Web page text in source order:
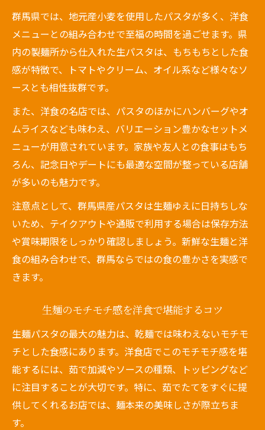
群馬県では、地元産小麦を使用したパスタが多く、洋食
メニューとの組み合わせで至福の時間を過ごせます。県
内の製麺所から仕入れた生パスタは、もちもちとした食
感が特徴で、トマトやクリーム、オイル系など様々なソ
ースとも相性抜群です。
また、洋食の名店では、パスタのほかにハンバーグやオ
ムライスなども味わえ、バリエーション豊かなセットメ
ニューが用意されています。家族や友人との食事はもち
ろん、記念日やデートにも最適な空間が整っている店舗
が多いのも魅力です。
注意点として、群馬県産パスタは生麺ゆえに日持ちしな
いため、テイクアウトや通販で利用する場合は保存方法
や賞味期限をしっかり確認しましょう。新鮮な生麺と洋
食の組み合わせで、群馬ならではの食の豊かさを実感で
きます。
生麺のモチモチ感を洋食で堪能するコツ
生麺パスタの最大の魅力は、乾麺では味わえないモチモ
チとした食感にあります。洋食店でこのモチモチ感を堪
能するには、茹で加減やソースの種類、トッピングなど
に注目することが大切です。特に、茹でたてをすぐに提
供してくれるお店では、麺本来の美味しさが際立ちま
す。